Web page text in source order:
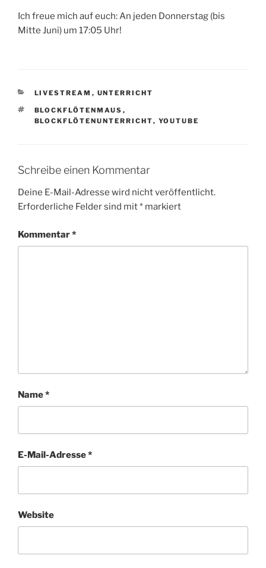
Ich freue mich auf euch: An jeden Donnerstag (bis
Mitte Juni) um 17:05 Uhr!
KATEGORIEN
LIVESTREAM , UNTERRICHT
SCHLAGWÖRTER
BLOCKFLÖTENMAUS ,
BLOCKFLÖTENUNTERRICHT, YOUTUBE
Schreibe einen Kommentar
Deine E-Mail-Adresse wird nicht veröffentlicht.
Erforderliche Felder sind mit* markiert
Kommentar*
Name*
E-Mail-Adresse*
Website